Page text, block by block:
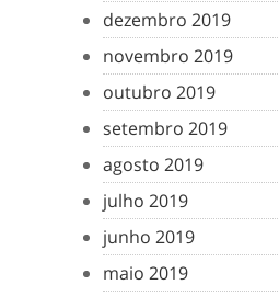
dezembro 2019
novembro 2019
outubro 2019
setembro 2019
agosto 2019
julho 2019
junho 2019
maio 2019